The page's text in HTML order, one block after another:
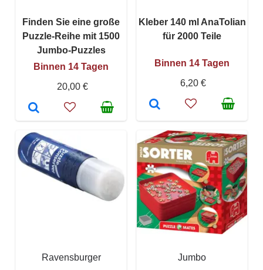
Finden Sie eine große
Puzzle-Reihe mit 1500
Jumbo-Puzzles
Binnen 14 Tagen
20,00 €
Kleber 140 ml AnaTolian
für 2000 Teile
Binnen 14 Tagen
6,20 €
Ravensburger Jumbo